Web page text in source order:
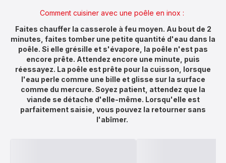
Comment cuisiner avec une poêle en inox :
Faites chauffer la casserole à feu moyen. Au bout de 2
minutes, faites tomber une petite quantité d'eau dans la
poêle. Si elle grésille et s'évapore, la poêle n'est pas
encore prête. Attendez encore une minute, puis
réessayez. La poêle est prête pour la cuisson, lorsque
l'eau perle comme une bille et glisse sur la surface
comme du mercure. Soyez patient, attendez que la
viande se détache d'elle-même. Lorsqu'elle est
parfaitement saisie, vous pouvez la retourner sans
l'abîmer.